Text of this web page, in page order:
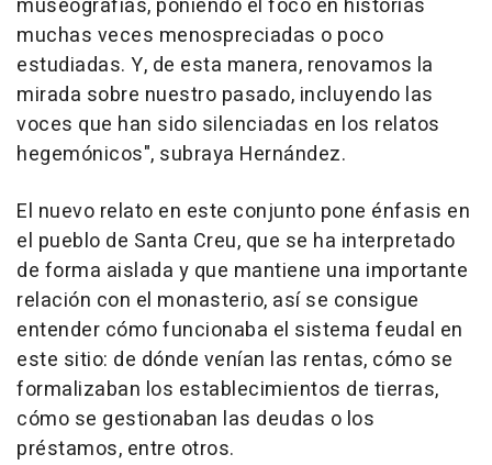
museografías, poniendo el foco en historias
muchas veces menospreciadas o poco
estudiadas. Y, de esta manera, renovamos la
mirada sobre nuestro pasado, incluyendo las
voces que han sido silenciadas en los relatos
hegemónicos", subraya Hernández.
El nuevo relato en este conjunto pone énfasis en
el pueblo de Santa Creu, que se ha interpretado
de forma aislada y que mantiene una importante
relación con el monasterio, así se consigue
entender cómo funcionaba el sistema feudal en
este sitio: de dónde venían las rentas, cómo se
formalizaban los establecimientos de tierras,
cómo se gestionaban las deudas o los
préstamos, entre otros.